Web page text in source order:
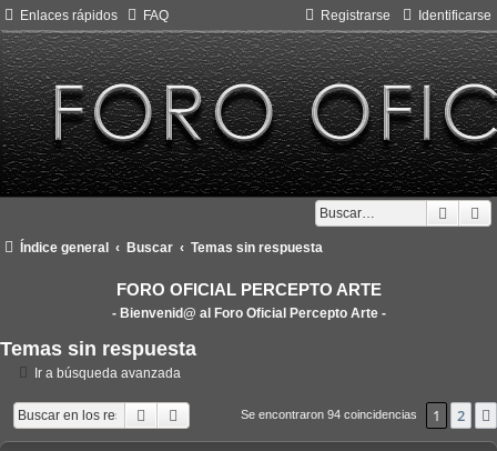
Enlaces rápidos FAQ Identificarse
Registrarse
Índice general Buscar Temas sin respuesta
FORO OFICIAL PERCEPTO ARTE
- Bienvenid@ al Foro Oficial Percepto Arte -
Temas sin respuesta
Ir a búsqueda avanzada
Buscar Búsqueda avanzada
Se encontraron 94 coincidencias 1 2